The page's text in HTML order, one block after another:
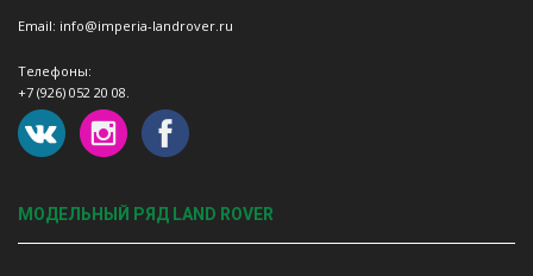
Email: info@imperia-landrover.ru
Телефоны:
+7 (926) 052 20 08.
МОДЕЛЬНЫЙ РЯД LAND ROVER